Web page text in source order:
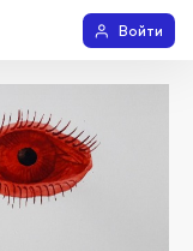
Войти